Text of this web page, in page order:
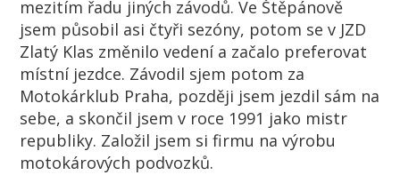
mezitím řadu jiných závodů. Ve Štěpánově
jsem působil asi čtyři sezóny, potom se v JZD
Zlatý Klas změnilo vedení a začalo preferovat
místní jezdce. Závodil sjem potom za
Motokárklub Praha, později jsem jezdil sám na
sebe, a skončil jsem v roce 1991 jako mistr
republiky. Založil jsem si firmu na výrobu
motokárových podvozků.